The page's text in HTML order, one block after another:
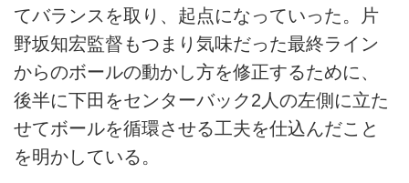
てバランスを取り、起点になっていった。片
野坂知宏監督もつまり気味だった最終ライン
からのボールの動かし方を修正するために、
後半に下田をセンターバック2人の左側に立た
せてボールを循環させる工夫を仕込んだこと
を明かしている。